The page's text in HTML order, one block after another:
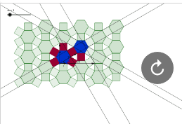
Abrir sesión